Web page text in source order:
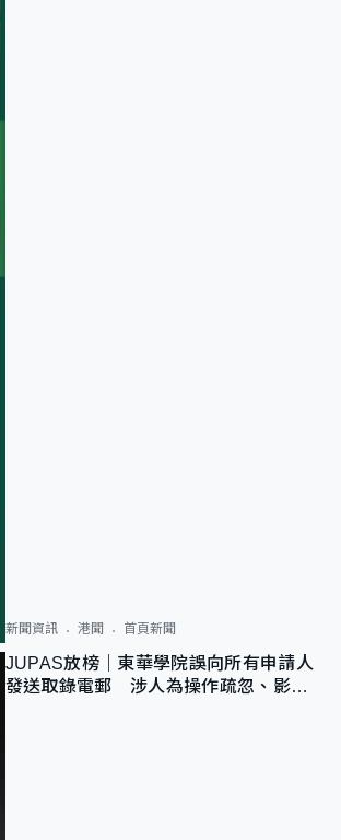
新聞資訊 港聞 首頁新聞
JUPAS放榜｜東華學院誤向所有申請人
發送取錄電郵 涉人為操作疏忽、影響